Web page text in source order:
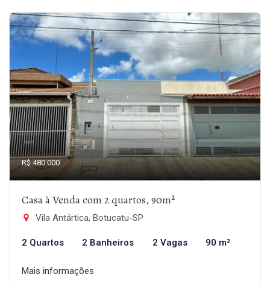
R$ 480.000
Casa à Venda com 2 quartos, 90m²
Vila Antártica, Botucatu-SP
2 Quartos 2 Banheiros 2 Vagas 90 m²
Mais informações